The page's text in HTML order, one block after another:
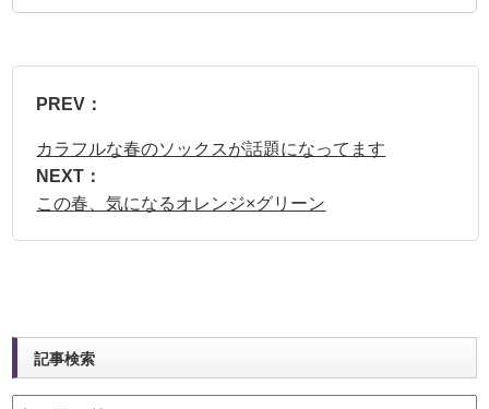
PREV：
カラフルな春のソックスが話題になってます
NEXT：
この春、気になるオレンジ×グリーン
記事検索